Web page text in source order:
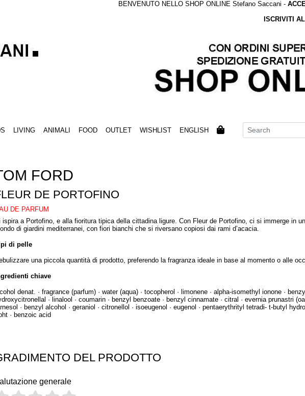
BENVENUTO NELLO SHOP ONLINE Stefano Saccani -
ISCRIVITI
LIVING ANIMALI FOOD OUTLET WISHLIST ENGLISH
FORD
DE PORTOFINO
DE PARFUM
ispira a Portofino, e alla fioritura tipica della cittadina ligure. Con Fleur de Portofino, ci si immerge in
di giardini mediterranei, con fiori bianchi che si riversano copiosi dai rami d’acacia.
di pelle
una piccola quantità di prodotto, preferendo la fragranza ideale in base al momento o alle
chiave
denat. · fragrance (parfum) · water (aqua) · tocopherol · limonene · alpha-isomethyl ionone ·
· linalool · coumarin · benzyl benzoate · benzyl cinnamate · citral · evernia prunastri
· benzyl alcohol · geraniol · citronellol · isoeugenol · eugenol · pentaerythrityl tetradi- t-butyl
· benzoic acid
DEL PRODOTTO
generale